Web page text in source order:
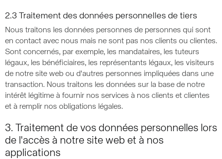
2.3 Traitement des données personnelles de tiers
Nous traitons les données personnes de personnes qui sont
en contact avec nous mais ne sont pas nos clients ou clientes.
Sont concernés, par exemple, les mandataires, les tuteurs
légaux, les bénéficiaires, les représentants légaux, les visiteurs
de notre site web ou d'autres personnes impliquées dans une
transaction. Nous traitons les données sur la base de notre
intérêt légitime à fournir nos services à nos clients et clientes
et à remplir nos obligations légales.
3. Traitement de vos données personnelles lors
de l'accès à notre site web et à nos
applications